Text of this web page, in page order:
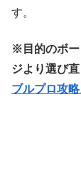
す。
※目的のボー
ジより選び直
ブルプロ攻